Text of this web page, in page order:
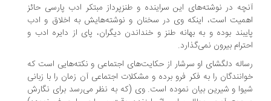
در نوشته‌های این سراینده و طنزپرداز مبتکر ادب پارسی حائز
است، اینکه وی در سخنان و نوشته‌هایش به اخلاق و ادب
بوده و به بهانه طنز و خنداندن دیگران، پای از دایره ادب و
بیرون نمی‌گذارد.
دلگشای او سرشار از حکایت‌های اجتماعی و نکته‌هایی است که
را به فکر فرو برده و مشکلات اجتماعی آن زمان را با زبانی
و شیرین بیان نموده است. وی (که به نظر می‌رسد برای نگارش